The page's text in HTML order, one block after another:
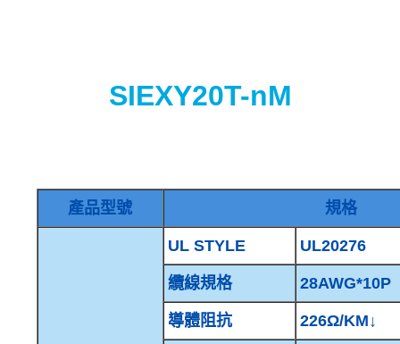
SIEXY20T-nM
產品型號 規格
UL STYLE UL20276
纜線規格 28AWG*10P
導體阻抗 226Ω/KM↓